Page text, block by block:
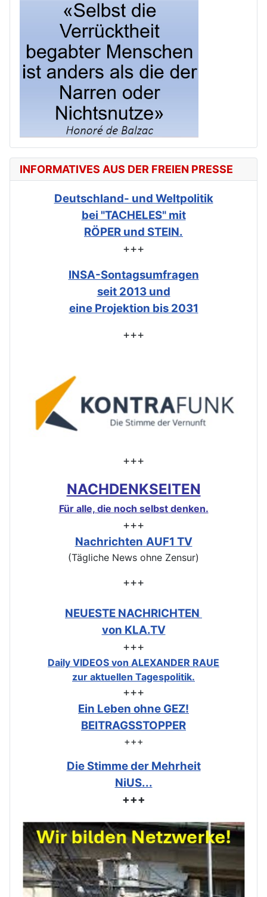
INFORMATIVES AUS DER FREIEN PRESSE
Deutschland- und Weltpolitik
bei "TACHELES" mit
RÖPER und STEIN.
+++
INSA-Sontagsumfragen
seit 2013 und
eine Projektion bis 2031
+++
+++
NACHDENKSEITEN
Für alle, die noch selbst denken.
+++
Nachrichten AUF1 TV
(Tägliche News ohne Zensur)
+++
NEUESTE NACHRICHTEN
von KLA.TV
+++
Daily VIDEOS von ALEXANDER RAUE
zur aktuellen Tagespolitik.
+++
Ein Leben ohne GEZ!
BEITRAGSSTOPPER
+++
Die Stimme der Mehrheit
NiUS...
+++